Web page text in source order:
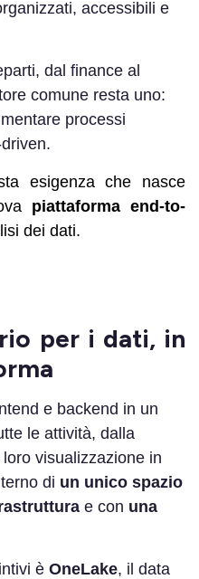
accessibili e
dal finance al
comune resta uno:
processi
esigenza che nasce
piattaforma end-to-
dei dati.
per i dati, in
e backend in un
le attività, dalla
visualizzazione in
di un unico spazio
e con una
è OneLake, il data